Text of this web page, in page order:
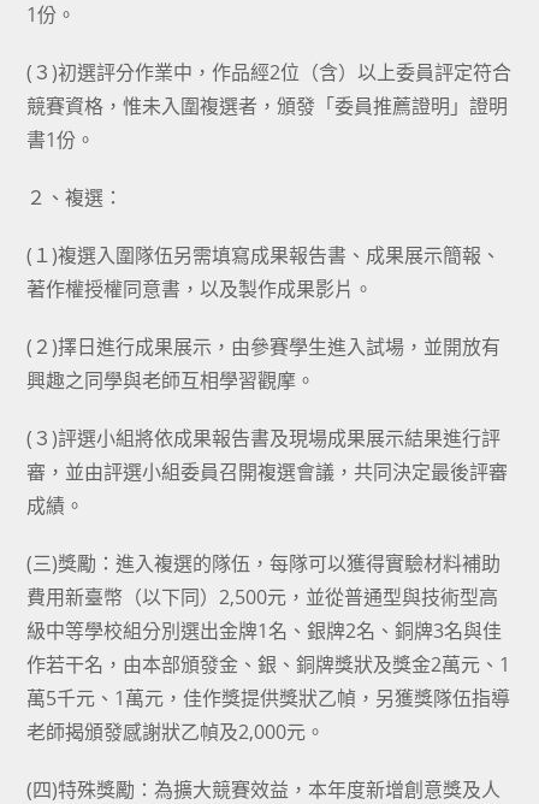
1份。
(３)初選評分作業中，作品經2位（含）以上委員評定符合
競賽資格，惟未入圍複選者，頒發「委員推薦證明」證明
書1份。
２、複選：
(１)複選入圍隊伍另需填寫成果報告書、成果展示簡報、
著作權授權同意書，以及製作成果影片。
(２)擇日進行成果展示，由參賽學生進入試場，並開放有
興趣之同學與老師互相學習觀摩。
(３)評選小組將依成果報告書及現場成果展示結果進行評
審，並由評選小組委員召開複選會議，共同決定最後評審
成績。
(三)獎勵：進入複選的隊伍，每隊可以獲得實驗材料補助
費用新臺幣（以下同）2,500元，並從普通型與技術型高
級中等學校組分別選出金牌1名、銀牌2名、銅牌3名與佳
作若干名，由本部頒發金、銀、銅牌獎狀及獎金2萬元、1
萬5千元、1萬元，佳作獎提供獎狀乙幀，另獲獎隊伍指導
老師揭頒發感謝狀乙幀及2,000元。
(四)特殊獎勵：為擴大競賽效益，本年度新增創意獎及人